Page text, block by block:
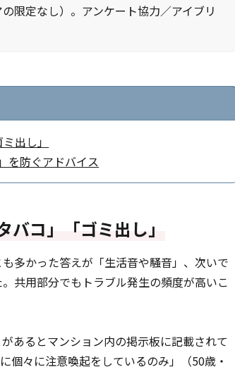
限定なし）。アンケート協力／アイブリ
出し」
を防ぐアドバイス
コ」「ゴミ出し」
多かった答えが「生活音や騒音」、次いで
共用部分でもトラブル発生の頻度が高いこ
あるとマンション内の掲示板に記載されて
個々に注意喚起をしているのみ」（50歳・